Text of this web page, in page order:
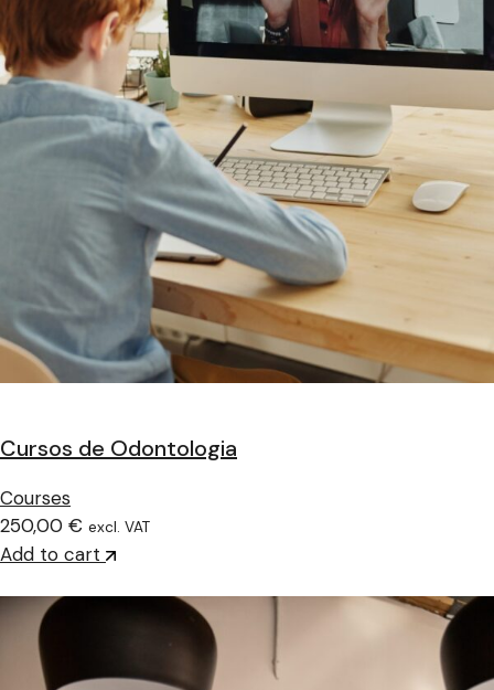
Cursos de Odontologia
Courses
250,00 € excl. VAT
Add to cart